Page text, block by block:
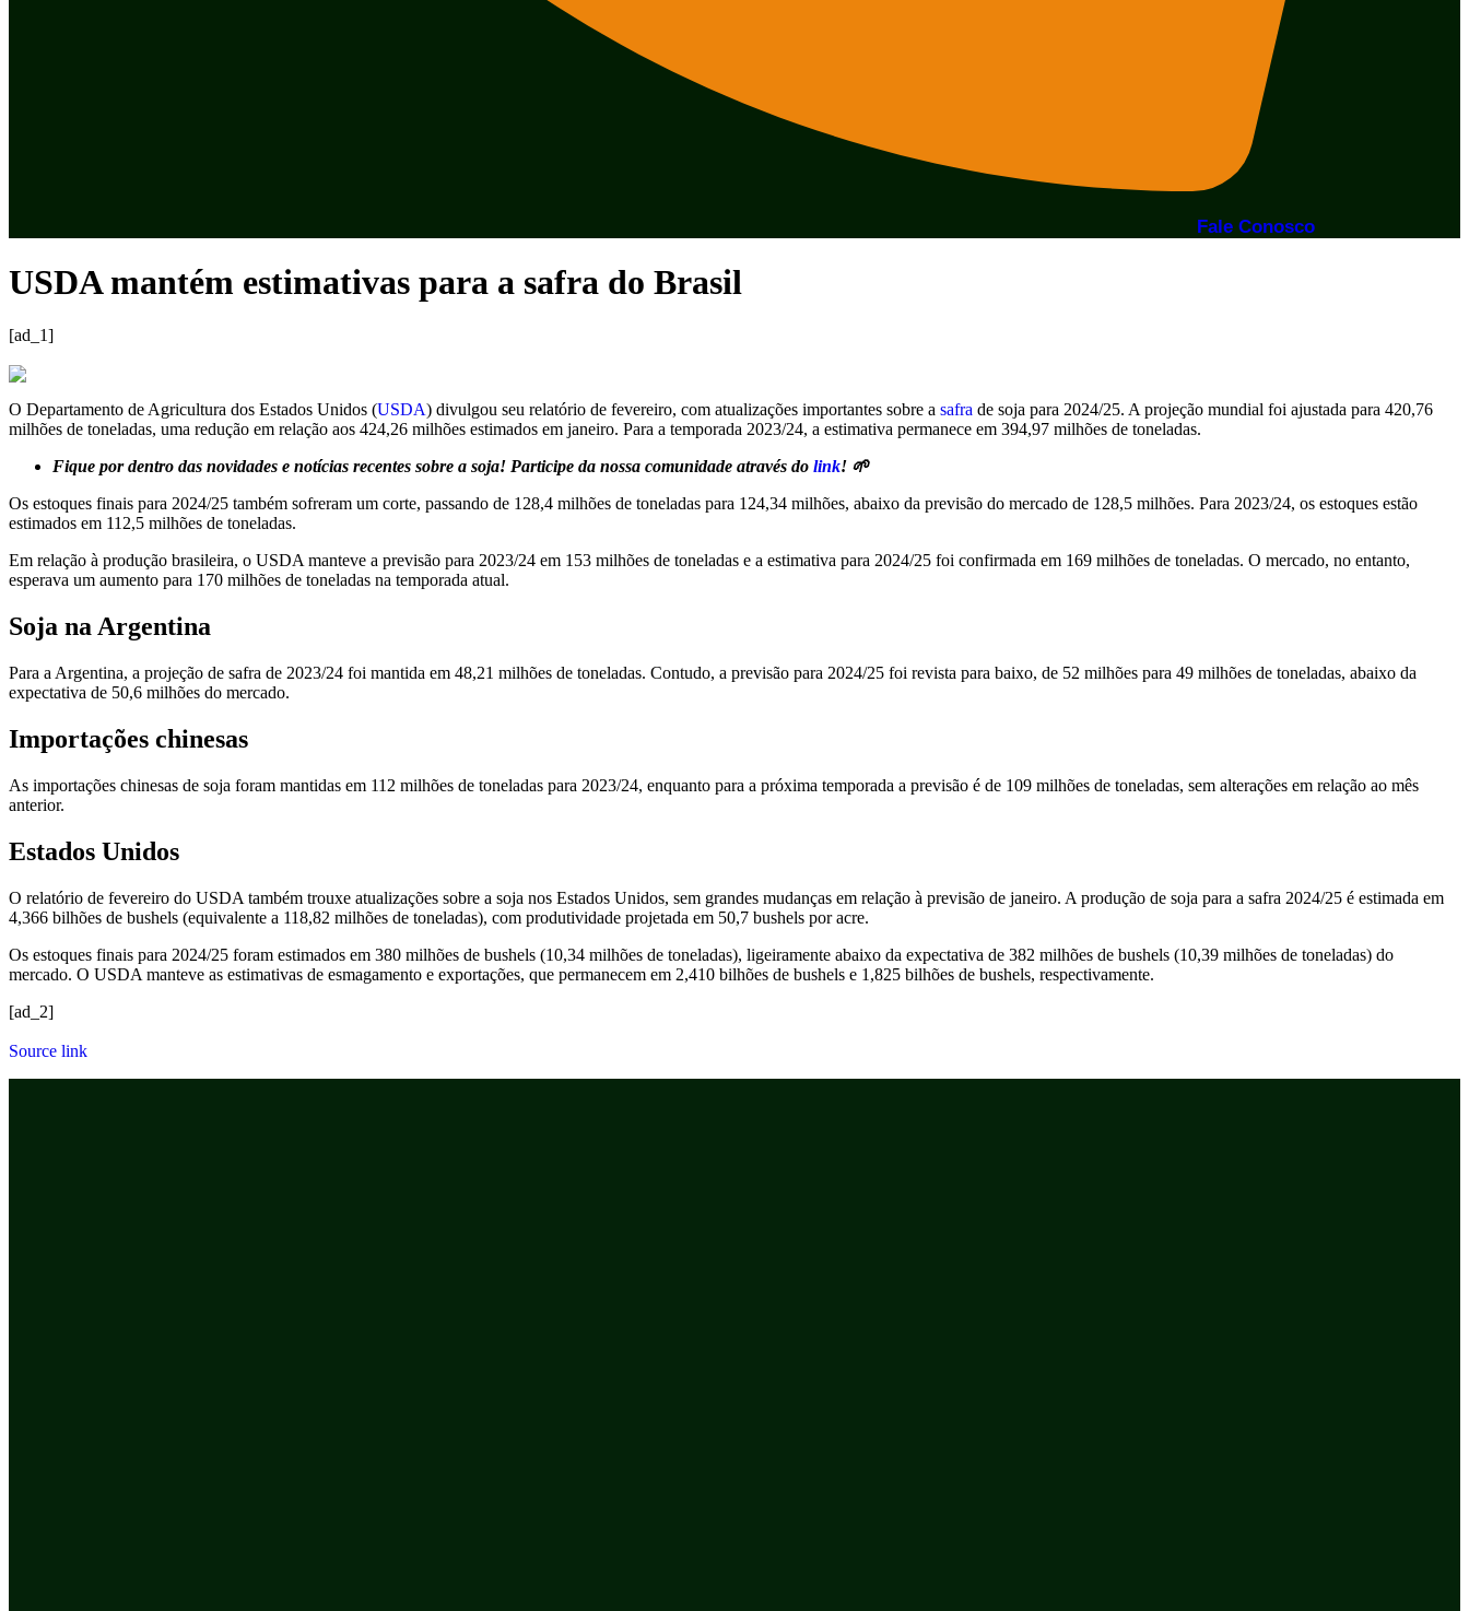
Fale Conosco
USDA mantém estimativas para a safra do Brasil
[ad_1]
O Departamento de Agricultura dos Estados Unidos (USDA) divulgou seu relatório de fevereiro, com atualizações importantes sobre a safra de soja para 2024/25. A projeção mundial foi ajustada para 420,76
milhões de toneladas, uma redução em relação aos 424,26 milhões estimados em janeiro. Para a temporada 2023/24, a estimativa permanece em 394,97 milhões de toneladas.
Fique por dentro das novidades e notícias recentes sobre a soja! Participe da nossa comunidade através do link! 🌱
Os estoques finais para 2024/25 também sofreram um corte, passando de 128,4 milhões de toneladas para 124,34 milhões, abaixo da previsão do mercado de 128,5 milhões. Para 2023/24, os estoques estão
estimados em 112,5 milhões de toneladas.
Em relação à produção brasileira, o USDA manteve a previsão para 2023/24 em 153 milhões de toneladas e a estimativa para 2024/25 foi confirmada em 169 milhões de toneladas. O mercado, no entanto,
esperava um aumento para 170 milhões de toneladas na temporada atual.
Soja na Argentina
Para a Argentina, a projeção de safra de 2023/24 foi mantida em 48,21 milhões de toneladas. Contudo, a previsão para 2024/25 foi revista para baixo, de 52 milhões para 49 milhões de toneladas, abaixo da
expectativa de 50,6 milhões do mercado.
Importações chinesas
As importações chinesas de soja foram mantidas em 112 milhões de toneladas para 2023/24, enquanto para a próxima temporada a previsão é de 109 milhões de toneladas, sem alterações em relação ao mês
anterior.
Estados Unidos
O relatório de fevereiro do USDA também trouxe atualizações sobre a soja nos Estados Unidos, sem grandes mudanças em relação à previsão de janeiro. A produção de soja para a safra 2024/25 é estimada em
4,366 bilhões de bushels (equivalente a 118,82 milhões de toneladas), com produtividade projetada em 50,7 bushels por acre.
Os estoques finais para 2024/25 foram estimados em 380 milhões de bushels (10,34 milhões de toneladas), ligeiramente abaixo da expectativa de 382 milhões de bushels (10,39 milhões de toneladas) do
mercado. O USDA manteve as estimativas de esmagamento e exportações, que permanecem em 2,410 bilhões de bushels e 1,825 bilhões de bushels, respectivamente.
[ad_2]
Source link